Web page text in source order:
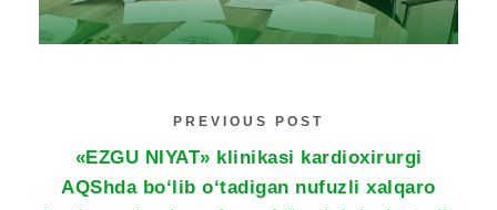
PREVIOUS POST
«EZGU NIYAT» klinikasi kardioxirurgi
AQShda bo‘lib o‘tadigan nufuzli xalqaro